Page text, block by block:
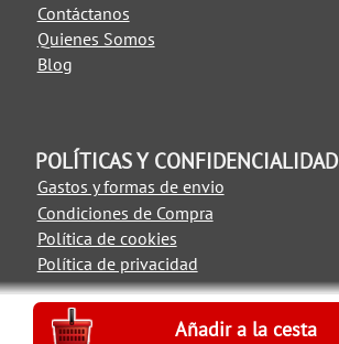
Contáctanos
Quienes Somos
Blog
POLÍTICAS Y CONFIDENCIALIDAD
Gastos y formas de envio
Condiciones de Compra
Política de cookies
Política de privacidad